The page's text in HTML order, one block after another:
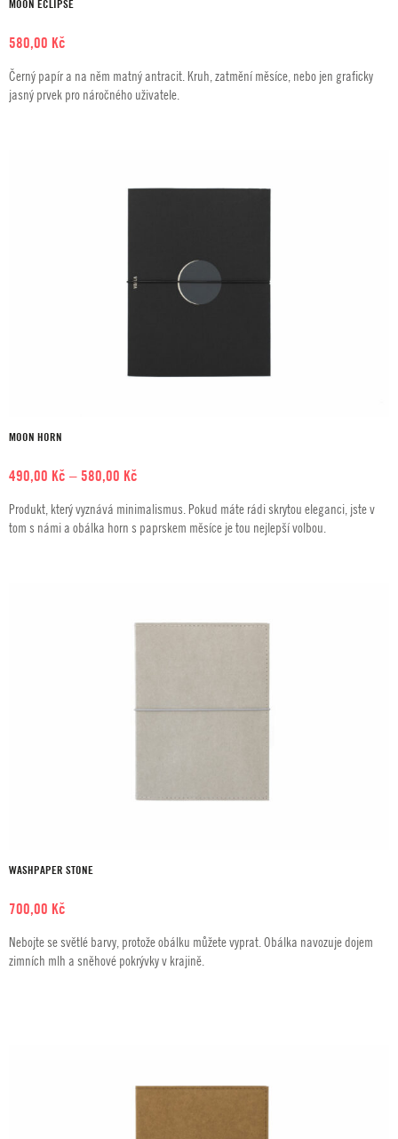
MOON ECLIPSE
580,00 Kč
Černý papír a na něm matný antracit. Kruh, zatmění měsíce, nebo jen graficky
jasný prvek pro náročného uživatele.
MOON HORN
490,00 Kč –580,00 Kč
490,00 Kč
až
Produkt, který vyznává minimalismus. Pokud máte rádi skrytou eleganci, jste v
tom s námi a obálka horn s paprskem měsíce je tou nejlepší volbou.
WASHPAPER STONE
700,00 Kč
Nebojte se světlé barvy, protože obálku můžete vyprat. Obálka navozuje dojem
zimních mlh a sněhové pokrývky v krajině.